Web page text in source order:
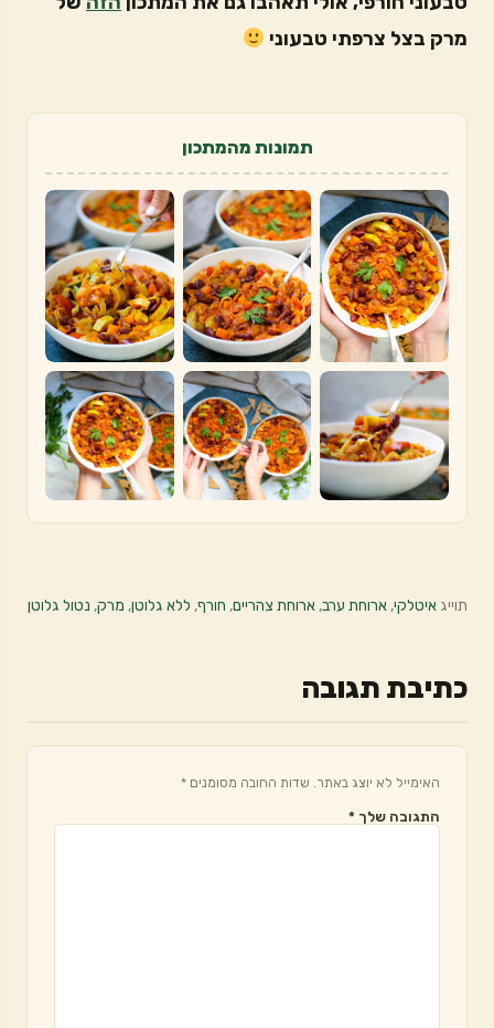
מרק בצל צרפתי טבעוני
תמונות מהמתכון
תוייגאיטלקי,ארוחת ערב,ארוחת צהריים, חורף, ללא גלוטן, מרק, נטול גלוטן
כתיבת תגובה
האימייל לא יוצג באתר. שדות החובה מסומנים *
התגובה שלך *